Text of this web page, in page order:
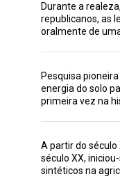
Durante a
republicanos, as
oralmente de
Pesquisa
energia do solo
primeira vez na
A partir do século
século XX,
sintéticos na